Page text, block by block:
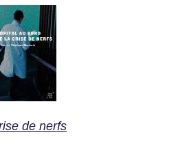
de nerfs